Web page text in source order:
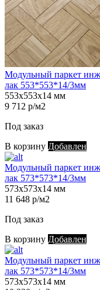
Модульный паркет
лак 553*553*14/3мм
553х553х14 мм
9 712 р/м2
Под заказ
В корзину Добавлен
Модульный паркет
лак 573*573*14/3мм
573х573х14 мм
11 648 р/м2
Под заказ
В корзину Добавлен
Модульный паркет
лак 573*573*14/3мм
573х573х14 мм